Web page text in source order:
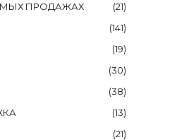
ПРОДАЖАХ (21)
(141)
(19)
(30)
(38)
(13)
(21)